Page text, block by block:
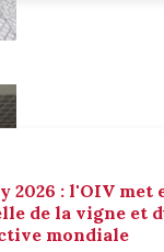
2026 : l'OIV met
de la vigne et
mondiale